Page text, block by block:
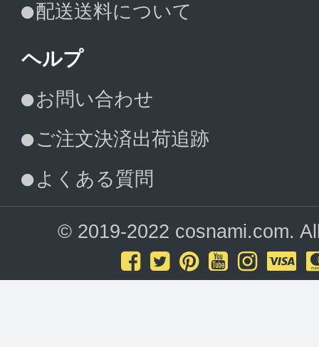
配送送料について
ヘルプ
お問い合わせ
ご注文決済出荷追跡
よくある質問
© 2019-2022 cosnami.com.